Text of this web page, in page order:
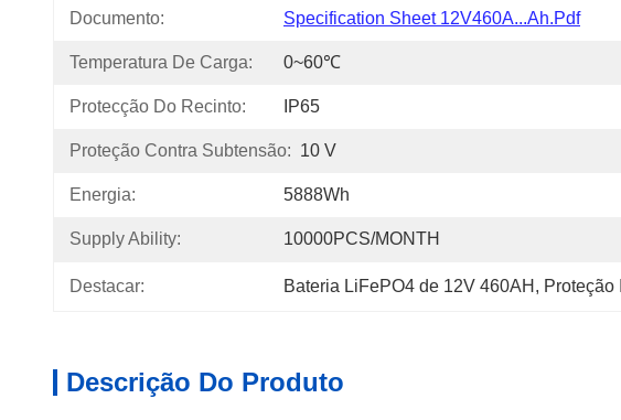
Documento: Specification Sheet 12V460A...Ah.pdf
Temperatura De Carga: 0~60℃
Protecção Do Recinto: IP65
Proteção Contra Subtensão: 10 V
Energia: 5888Wh
Supply Ability: 10000PCS/MONTH
Destacar: Bateria LiFePO4 de 12V 460AH , Proteção
Descrição Do Produto